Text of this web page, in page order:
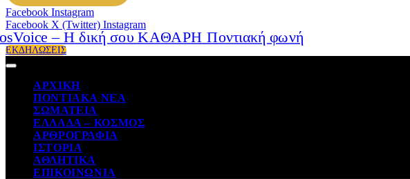
Facebook Instagram
Facebook X (Twitter) Instagram
ΕΚΔΗΛΩΣΕΙΣ
ΑΡΧΙΚΗ
ΠΟΝΤΙΑΚΑ ΝΕΑ
ΣΩΜΑΤΕΙΑ
ΕΛΛΑΔΑ – ΚΟΣΜΟΣ
ΑΡΘΡΟΓΡΑΦΙΑ
ΙΣΤΟΡΙΑ
ΑΘΛΗΤΙΚΑ
ΕΠΙΚΟΙΝΩΝΙΑ